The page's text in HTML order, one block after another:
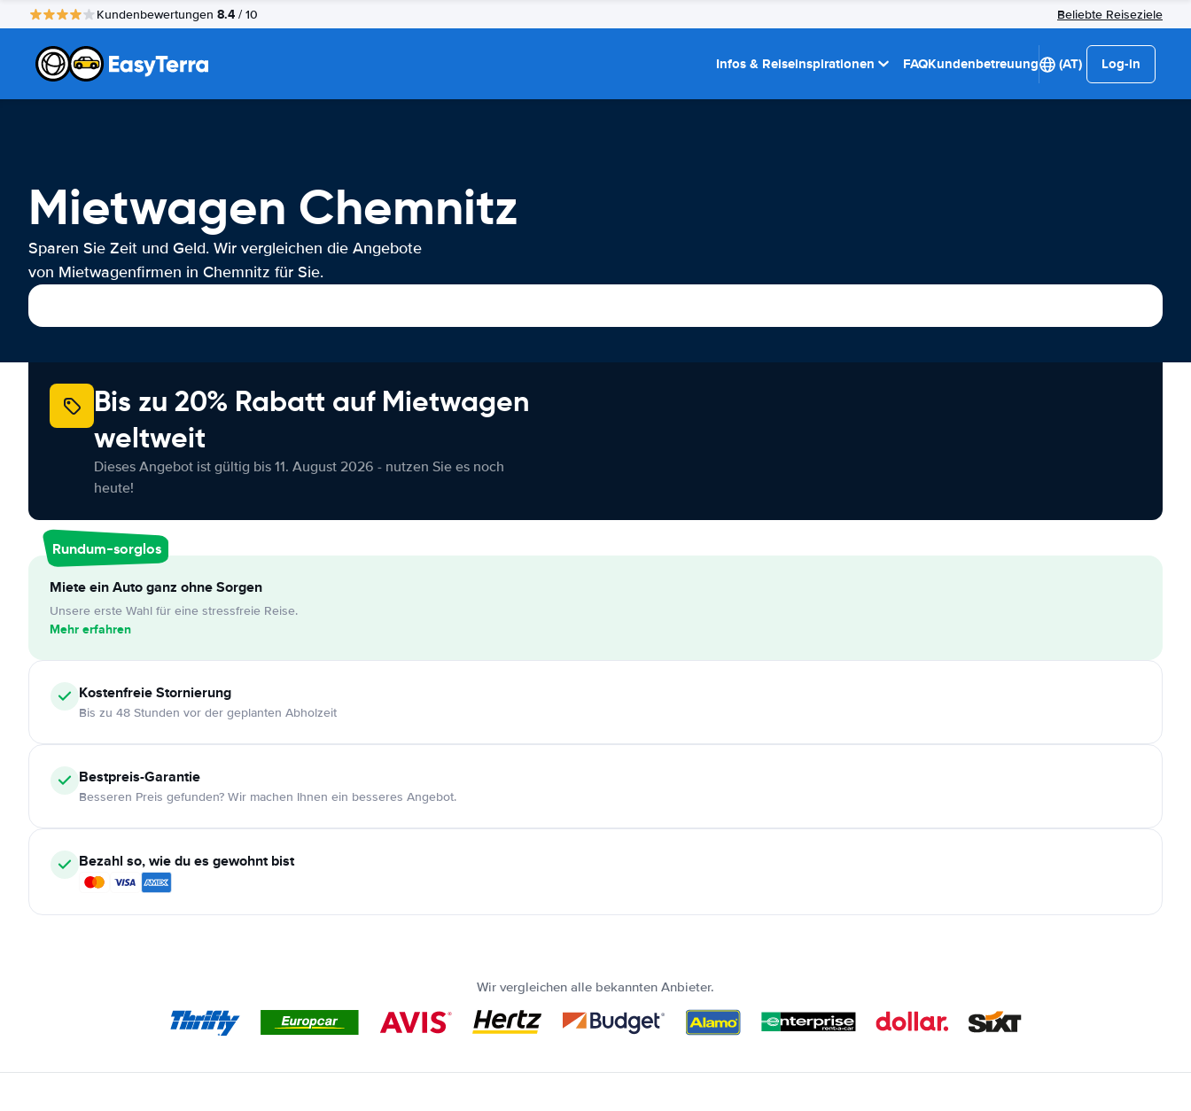
Kundenbewertungen 8.4 / 10 Beliebte Reiseziele
Infos & Reiseinspirationen FAQKundenbetreuung (AT) Log-in
Mietwagen Chemnitz
Sparen Sie Zeit und Geld. Wir vergleichen die Angebote
von Mietwagenfirmen in Chemnitz für Sie.
Bis zu 20% Rabatt auf Mietwagen
weltweit
Dieses Angebot ist gültig bis 11. August 2026 - nutzen Sie es noch
heute!
Rundum-sorglos
Miete ein Auto ganz ohne Sorgen
Unsere erste Wahl für eine stressfreie Reise.
Mehr erfahren
KostenfreieStornierung
Bis zu 48 Stunden vor der geplanten Abholzeit
Bestpreis-Garantie
Besseren Preis gefunden? Wir machen Ihnen ein besseres Angebot.
Bezahl so, wie du es gewohnt bist
Wir vergleichen alle bekannten Anbieter.